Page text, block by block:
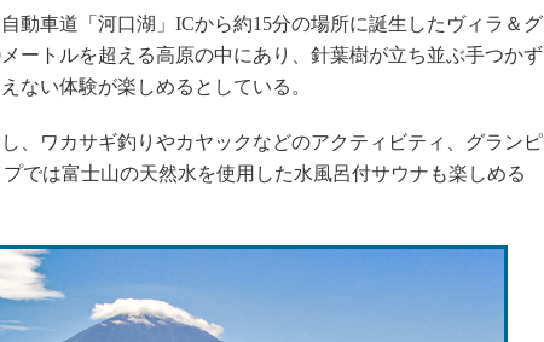
動車道「河口湖」ICから約15分の場所に誕生したヴィラ＆グ
ートルを超える高原の中にあり、針葉樹が立ち並ぶ手つかず
ない体験が楽しめるとしている。
、ワカサギ釣りやカヤックなどのアクティビティ、グランピ
では富士山の天然水を使用した水風呂付サウナも楽しめる